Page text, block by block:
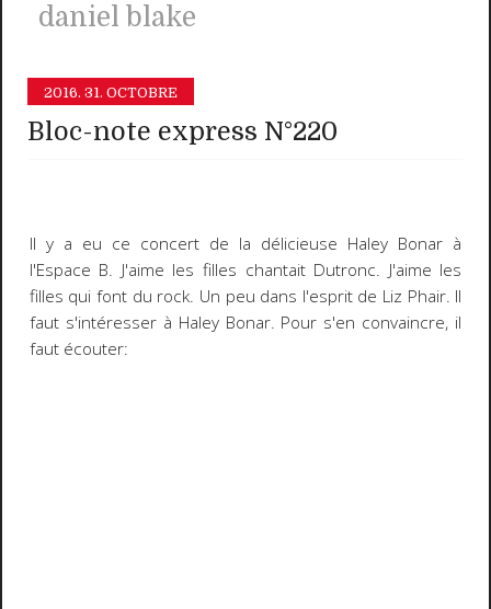
daniel blake
2016. 31. OCTOBRE
Bloc-note express N°220
Il y a eu ce concert de la délicieuse Haley Bonar à
l'Espace B. J'aime les filles chantait Dutronc. J'aime les
filles qui font du rock. Un peu dans l'esprit de Liz Phair. Il
faut s'intéresser à Haley Bonar. Pour s'en convaincre, il
faut écouter: